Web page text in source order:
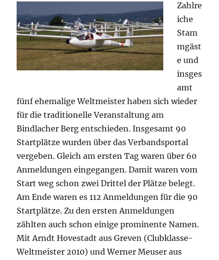
Zahlre
iche
Stam
mgäst
e und
insges
amt
fünf ehemalige Weltmeister haben sich wieder
für die traditionelle Veranstaltung am
Bindlacher Berg entschieden. Insgesamt 90
Startplätze wurden über das Verbandsportal
vergeben. Gleich am ersten Tag waren über 60
Anmeldungen eingegangen. Damit waren vom
Start weg schon zwei Drittel der Plätze belegt.
Am Ende waren es 112 Anmeldungen für die 90
Startplätze. Zu den ersten Anmeldungen
zählten auch schon einige prominente Namen.
Mit Arndt Hovestadt aus Greven (Clubklasse-
Weltmeister 2010) und Werner Meuser aus